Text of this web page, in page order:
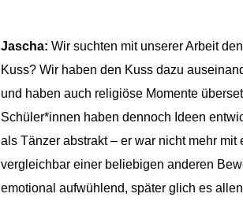
Jascha: Wir suchten mit unserer Arbeit
Kuss? Wir haben den Kuss dazu
und haben auch religiöse Momente
Schüler*innen haben dennoch Ideen
als Tänzer abstrakt – er war nicht mehr mit
vergleichbar einer beliebigen anderen
emotional aufwühlend, später glich es